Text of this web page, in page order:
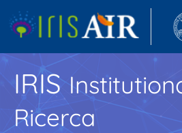
IRIS
Ricerca